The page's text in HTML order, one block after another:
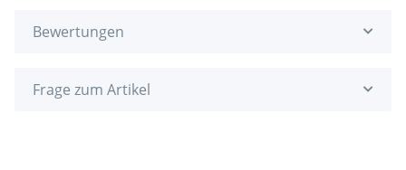
Bewertungen
Frage zum Artikel